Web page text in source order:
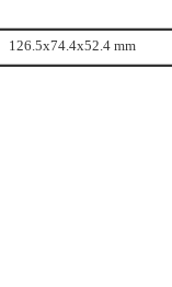
126.5x74.4x52.4 mm